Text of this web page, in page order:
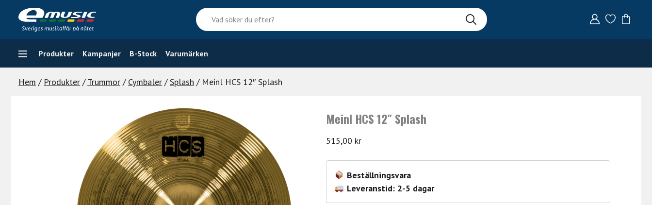
content
Vad
söker
du
efter?
Produkter Kampanjer B-Stock Varumärken
Hem / Produkter /Trummor / Cymbaler /Splash / Meinl HCS 12″ Splash
Meinl HCS 12″ Splash
515,00 kr
Beställningsvara
Leveranstid: 2-5 dagar